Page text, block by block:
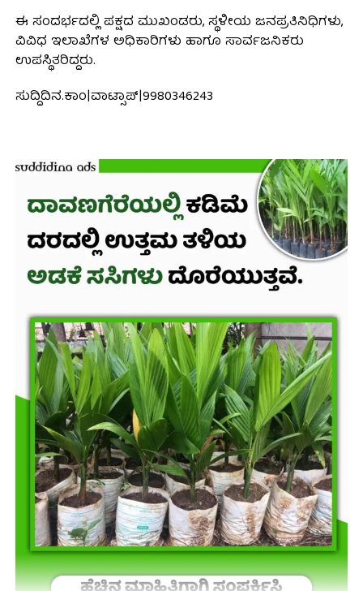
ಈ ಸಂದರ್ಭದಲ್ಲಿ ಪಕ್ಷದ ಮುಖಂಡರು, ಸ್ಥಳೀಯ ಜನಪ್ರತಿನಿಧಿಗಳು,
ವಿವಿಧ ಇಲಾಖೆಗಳ ಅಧಿಕಾರಿಗಳು ಹಾಗೂ ಸಾರ್ವಜನಿಕರು
ಉಪಸ್ಥಿತರಿದ್ದರು.
ಸುದ್ದಿದಿನ.ಕಾಂ|ವಾಟ್ಸಾಪ್|9980346243